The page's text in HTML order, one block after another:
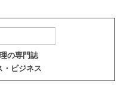
の専門誌
・ビジネス